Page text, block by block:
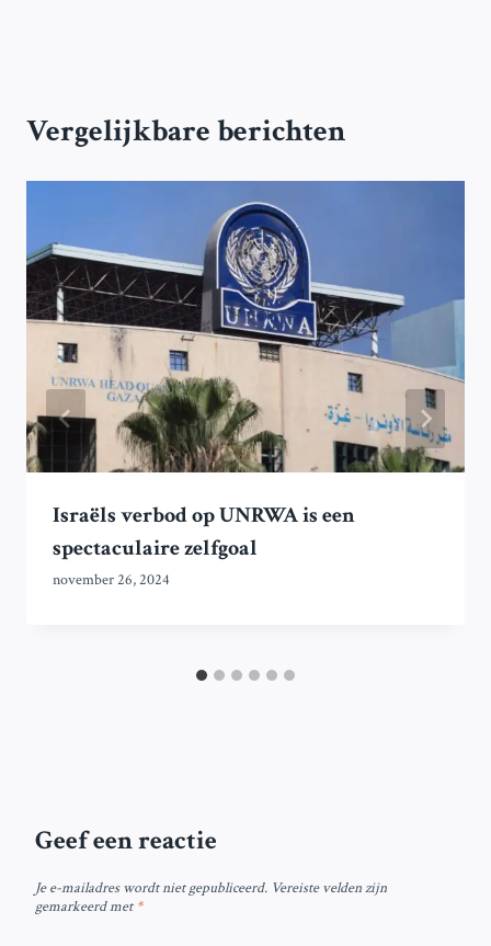
Vergelijkbare berichten
Israëls verbod op UNRWA is een
spectaculaire zelfgoal
november 26, 2024
Geef een reactie
Je e-mailadres wordt niet gepubliceerd. Vereiste velden zijn
gemarkeerd met*